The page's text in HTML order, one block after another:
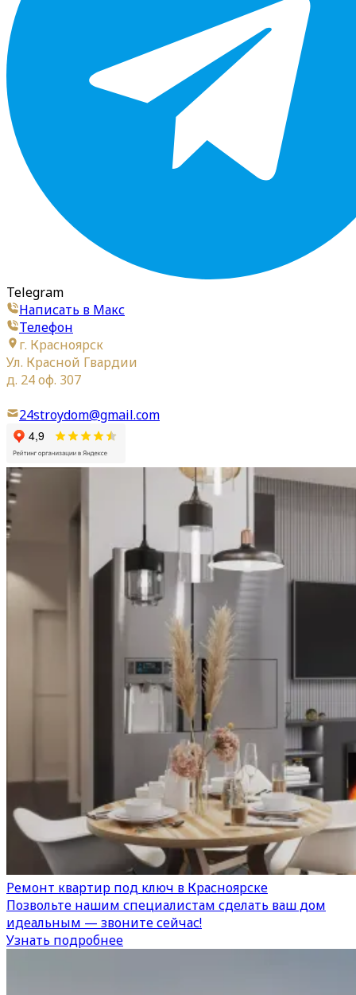
Telegram
Написать в Макс
Телефон
г. Красноярск
Ул. Красной Гвардии
д. 24 оф. 307
24stroydom@gmail.com
Ремонт квартир под ключ в Красноярске
Позвольте нашим специалистам сделать ваш дом
идеальным — звоните сейчас!
Узнать подробнее